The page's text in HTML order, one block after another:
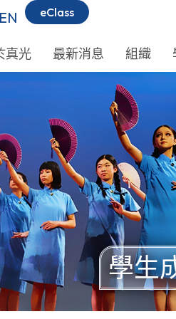
eClass
真光 最新消息 組織
學生